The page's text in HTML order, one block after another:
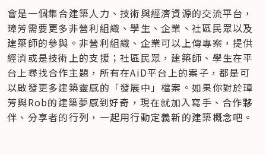
會是一個集合建築人力、技術與經濟資源的交流平台，
璋芳需要更多非營利組織、學生、企業、社區民眾以及
建築師的參與。非營利組織、企業可以上傳專案，提供
經濟或是技術上的支援；社區民眾，建築師、學生在平
台上尋找合作主題，所有在AiD平台上的案子，都是可
以啟發更多建築靈感的「發展中」檔案。如果你對於璋
芳與Rob的建築夢感到好奇，現在就加入寫手、合作夥
伴、分享者的行列，一起用行動定義新的建築概念吧。